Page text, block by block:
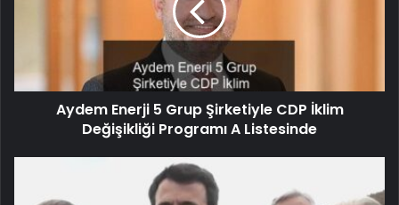
Aydem Enerji 5 Grup Şirketiyle CDP İklim
Değişikliği Programı A Listesinde